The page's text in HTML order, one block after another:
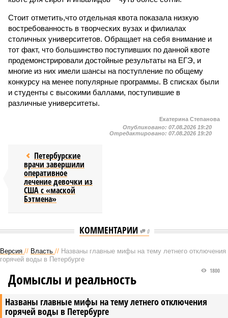
Стоит отметить,что отдельная квота показала низкую
востребованность в творческих вузах и филиалах
столичных университетов. Обращает на себя внимание и
тот факт, что большинство поступивших по данной квоте
продемонстрировали достойные результаты на ЕГЭ, и
многие из них имели шансы на поступление по общему
конкурсу на менее популярные программы. В списках были
и студенты с высокими баллами, поступившие в
различные университеты.
Екатерина Степанова
Опубликовано: 07.08.2026 19:20
Отредактировано: 07.08.2026 19:20
Петербурские
врачи завершили
оперативное
лечение девочки из
США с «маской
Бэтмена»
КОММЕНТАРИИ 0
Версия // Власть // Названы главные мифы на тему летнего отключения
горячей воды в Петербурге
Названы главные мифы на тему летнего отключения
горячей воды в Петербурге
1800
Домыслы и реальность